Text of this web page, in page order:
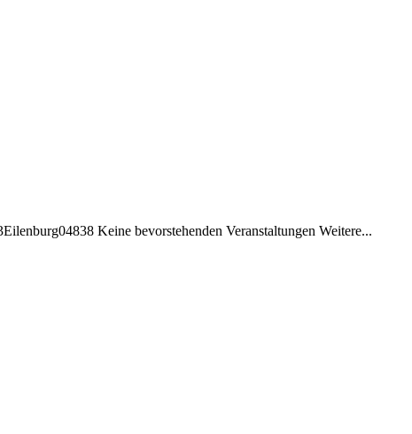
Keine bevorstehenden Veranstaltungen Weitere...